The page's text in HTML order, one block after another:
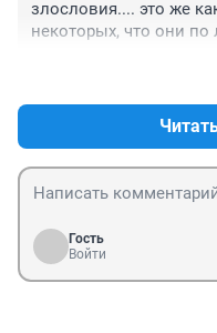
злословия.... это же
некоторых, что они
Гость
Войти